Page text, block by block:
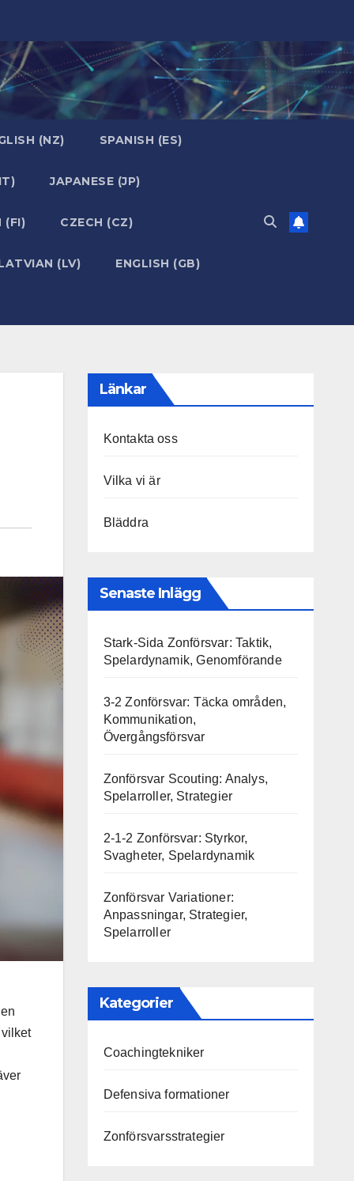
(NZ) SPANISH (ES)
JAPANESE (JP)
(FI) CZECH (CZ)
(LV) ENGLISH (GB)
Länkar
Kontakta oss
Vilka vi är
Bläddra
Senaste Inlägg
Stark-Sida Zonförsvar: Taktik,
Spelardynamik, Genomförande
3-2 Zonförsvar: Täcka områden,
Kommunikation,
Övergångsförsvar
Zonförsvar Scouting: Analys,
Spelarroller, Strategier
2-1-2 Zonförsvar: Styrkor,
Svagheter, Spelardynamik
Zonförsvar Variationer:
Anpassningar, Strategier,
Spelarroller
Kategorier
Coachingtekniker
Defensiva formationer
Zonförsvarsstrategier